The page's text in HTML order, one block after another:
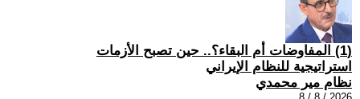
(1) المفاوضات أم البقاء؟.. حين تصبح الأزمات
استراتيجية للنظام الإيراني
نظام مير محمدي